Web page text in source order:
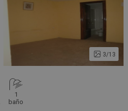
3/13
1
baño